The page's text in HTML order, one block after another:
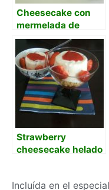
Cheesecake con
mermelada de
frambuesa
Strawberry
cheesecake helado
Incluída en el